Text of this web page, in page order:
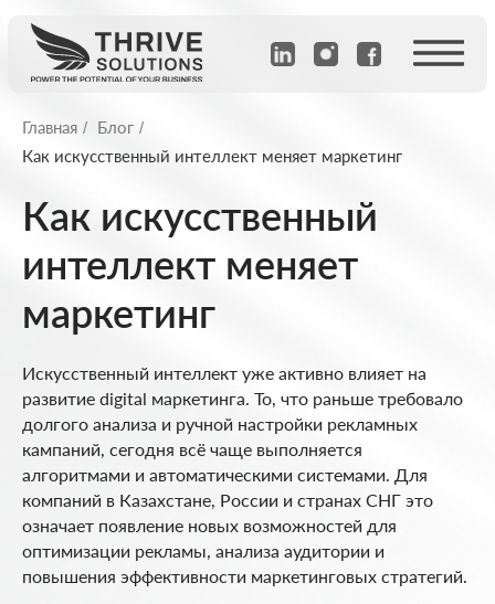
Главная / Блог /
Как искусственный интеллект меняет маркетинг
Как искусственный
интеллект меняет
маркетинг
Искусственный интеллект уже активно влияет на
развитие digital маркетинга. То, что раньше требовало
долгого анализа и ручной настройки рекламных
кампаний, сегодня всё чаще выполняется
алгоритмами и автоматическими системами. Для
компаний в Казахстане, России и странах СНГ это
означает появление новых возможностей для
оптимизации рекламы, анализа аудитории и
повышения эффективности маркетинговых стратегий.